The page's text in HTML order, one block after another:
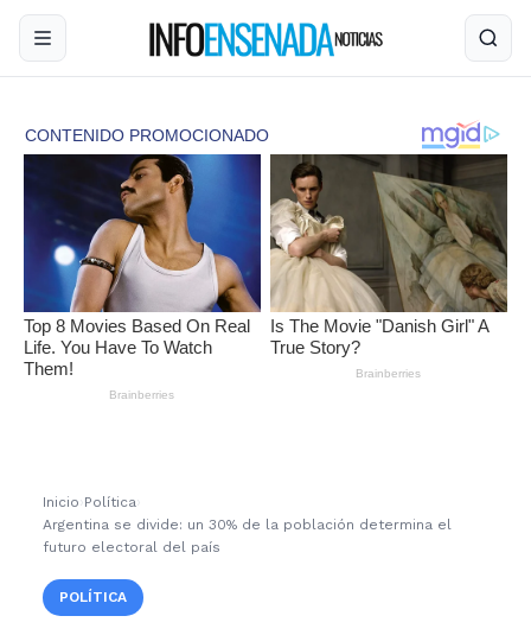
Inicio ›Política›
Argentina se divide: un 30% de la población determina el
futuro electoral del país
POLÍTICA